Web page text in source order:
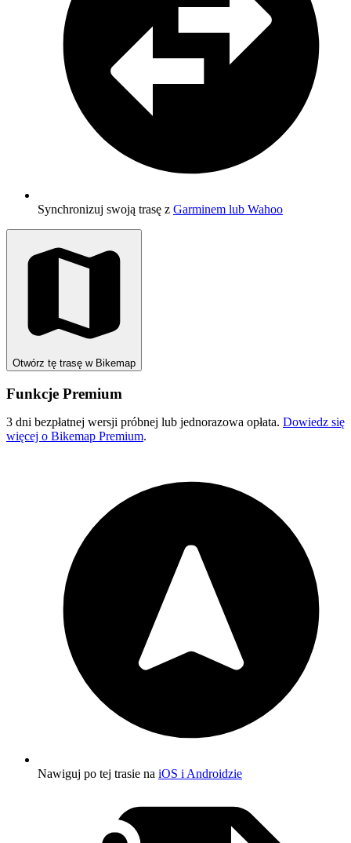
Synchronizuj swoją trasę z Garminem lub Wahoo
Otwórz tę trasę w Bikemap
Funkcje Premium
3 dni bezpłatnej wersji próbnej lub jednorazowa opłata. Dowiedz się
więcej o Bikemap Premium.
Nawiguj po tej trasie na iOS i Androidzie